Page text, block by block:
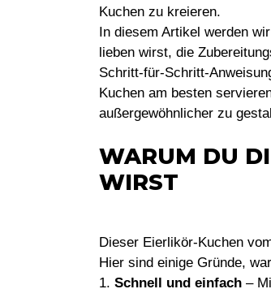
Kuchen zu kreieren.
In diesem Artikel werden
lieben wirst, die
Schritt-für-Schritt-
Kuchen am besten
außergewöhnlicher zu
WARUM DU
WIRST
Dieser Eierlikör-Kuchen
Hier sind einige Gründe,
1. Schnell und einfach –